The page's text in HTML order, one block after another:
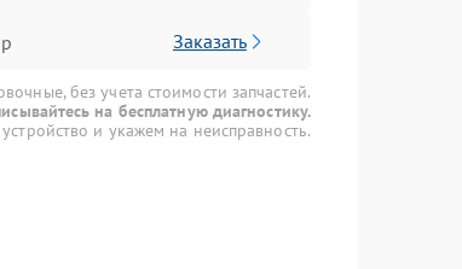
Заказать
без учета стоимости запчастей.
на бесплатную диагностику.
и укажем на неисправность.